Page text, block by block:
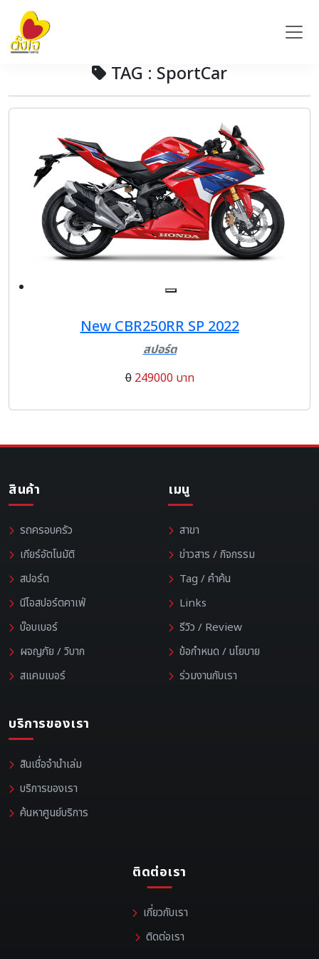
TAG : SportCar
New CBR250RR SP 2022
สปอร์ต
0 249000 บาท
สินค้า
รถครอบครัว
เกียร์อัตโนมัติ
สปอร์ต
นีโอสปอร์ตคาเฟ่
บ๊อบเบอร์
ผจญภัย / วิบาก
สแคมเบอร์
เมนู
สาขา
ข่าวสาร / กิจกรรม
Tag / คำค้น
Links
รีวิว / Review
ข้อกำหนด / นโยบาย
ร่วมงานกับเรา
บริการของเรา
สินเชื่อจำนำเล่ม
บริการของเรา
ค้นหาศูนย์บริการ
ติดต่อเรา
เกี่ยวกับเรา
ติดต่อเรา